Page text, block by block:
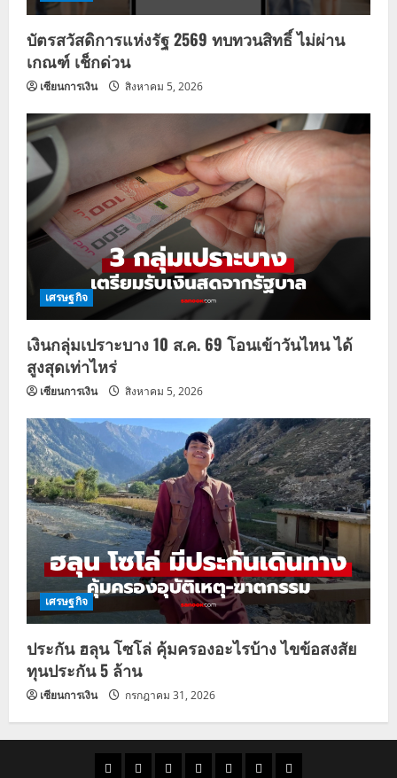
บัตรสวัสดิการแห่งรัฐ 2569 ทบทวนสิทธิ์ ไม่ผ่าน
เกณฑ์ เช็กด่วน
เซียนการเงิน สิงหาคม 5, 2026
เศรษฐกิจ
เงินกลุ่มเปราะบาง 10 ส.ค. 69 โอนเข้าวันไหน ได้
สูงสุดเท่าไหร่
เซียนการเงิน สิงหาคม 5, 2026
เศรษฐกิจ
ประกัน ฮลุน โซโล่ คุ้มครองอะไรบ้าง ไขข้อสงสัย
ทุนประกัน 5 ล้าน
เซียนการเงิน กรกฎาคม 31, 2026
ราคาแนว ข่าว ข่าว ดูด ที่ ผู้ชาย